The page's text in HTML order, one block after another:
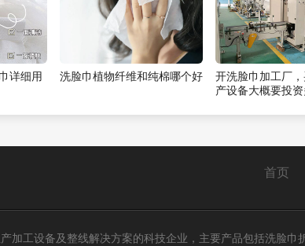
详细用
洗脸巾植物纤维和纯棉哪个好
开洗脸巾加工厂
产设备大概要投
首页
加工设备及整线解决方案的科技企业，主要产品包括洗脸